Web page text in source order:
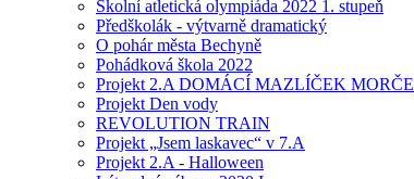
Školní atletická olympiáda 2022 1. stupeň
Předškolák - výtvarně dramatický
O pohár města Bechyně
Pohádková škola 2022
Projekt 2.A DOMÁCÍ MAZLÍČEK MORČE
Projekt Den vody
REVOLUTION TRAIN
Projekt „Jsem laskavec“ v 7.A
Projekt 2.A - Halloween